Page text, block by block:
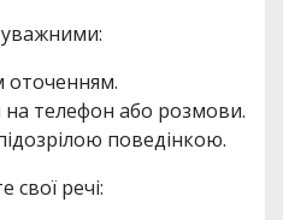
оточенням.
на телефон або розмови.
поведінкою.
свої речі: